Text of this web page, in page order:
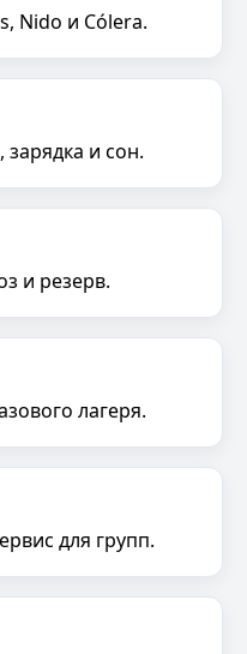
Nido и Cólera.
и сон.
и резерв.
лагеря.
для групп.